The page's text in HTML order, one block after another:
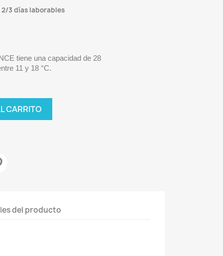
2/3 días laborables
tiene una capacidad de 28
11 y 18 °C.
CARRITO
del producto